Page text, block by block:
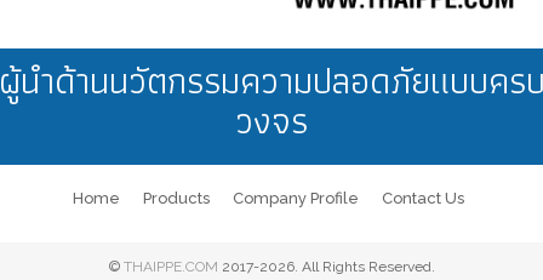
อุตสาหกรรมยานยนต์
นำด้านนวัตกรรมความปลอดภัยแบบคร
วงจร
Home Products Company Profile Contact Us
© THAIPPE.COM 2017-2026. All Rights Reserved.